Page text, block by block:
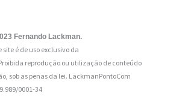
Fernando Lackman.
é de uso exclusivo da
reprodução ou utilização de conteúdo
sob as penas da lei. LackmanPontoCom
0001-34